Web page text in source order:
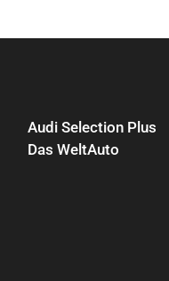
Audi Selection Plus
Das WeltAuto